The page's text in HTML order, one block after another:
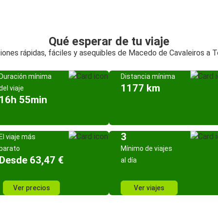
Qué esperar de tu viaje
rápidas, fáciles y asequibles de Macedo de Cavaleiros a
mínima
viaje
55min
Distancia mínima
1177 km
viaje más
63,47 €
Ver precios
3
Mínimo de viajes
al día
Ver viajes